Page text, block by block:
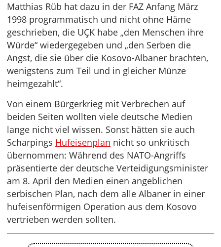
Matthias Rüb hat dazu in der FAZ Anfang März
1998 programmatisch und nicht ohne Häme
geschrieben, die UÇK habe „den Menschen ihre
Würde“ wiedergegeben und „den Serben die
Angst, die sie über die Kosovo-Albaner brachten,
wenigstens zum Teil und in gleicher Münze
heimgezahlt“.
Von einem Bürgerkrieg mit Verbrechen auf
beiden Seiten wollten viele deutsche Medien
lange nicht viel wissen. Sonst hätten sie auch
Scharpings Hufeisenplan nicht so unkritisch
übernommen: Während des NATO-Angriffs
präsentierte der deutsche Verteidigungsminister
am 8. April den Medien einen angeblichen
serbischen Plan, nach dem alle Albaner in einer
hufeisenförmigen Operation aus dem Kosovo
vertrieben werden sollten.